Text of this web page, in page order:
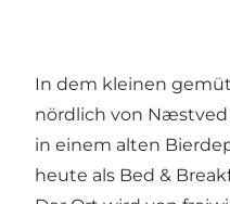
In dem kleinen
nördlich von Næstved
in einem alten
heute als Bed &